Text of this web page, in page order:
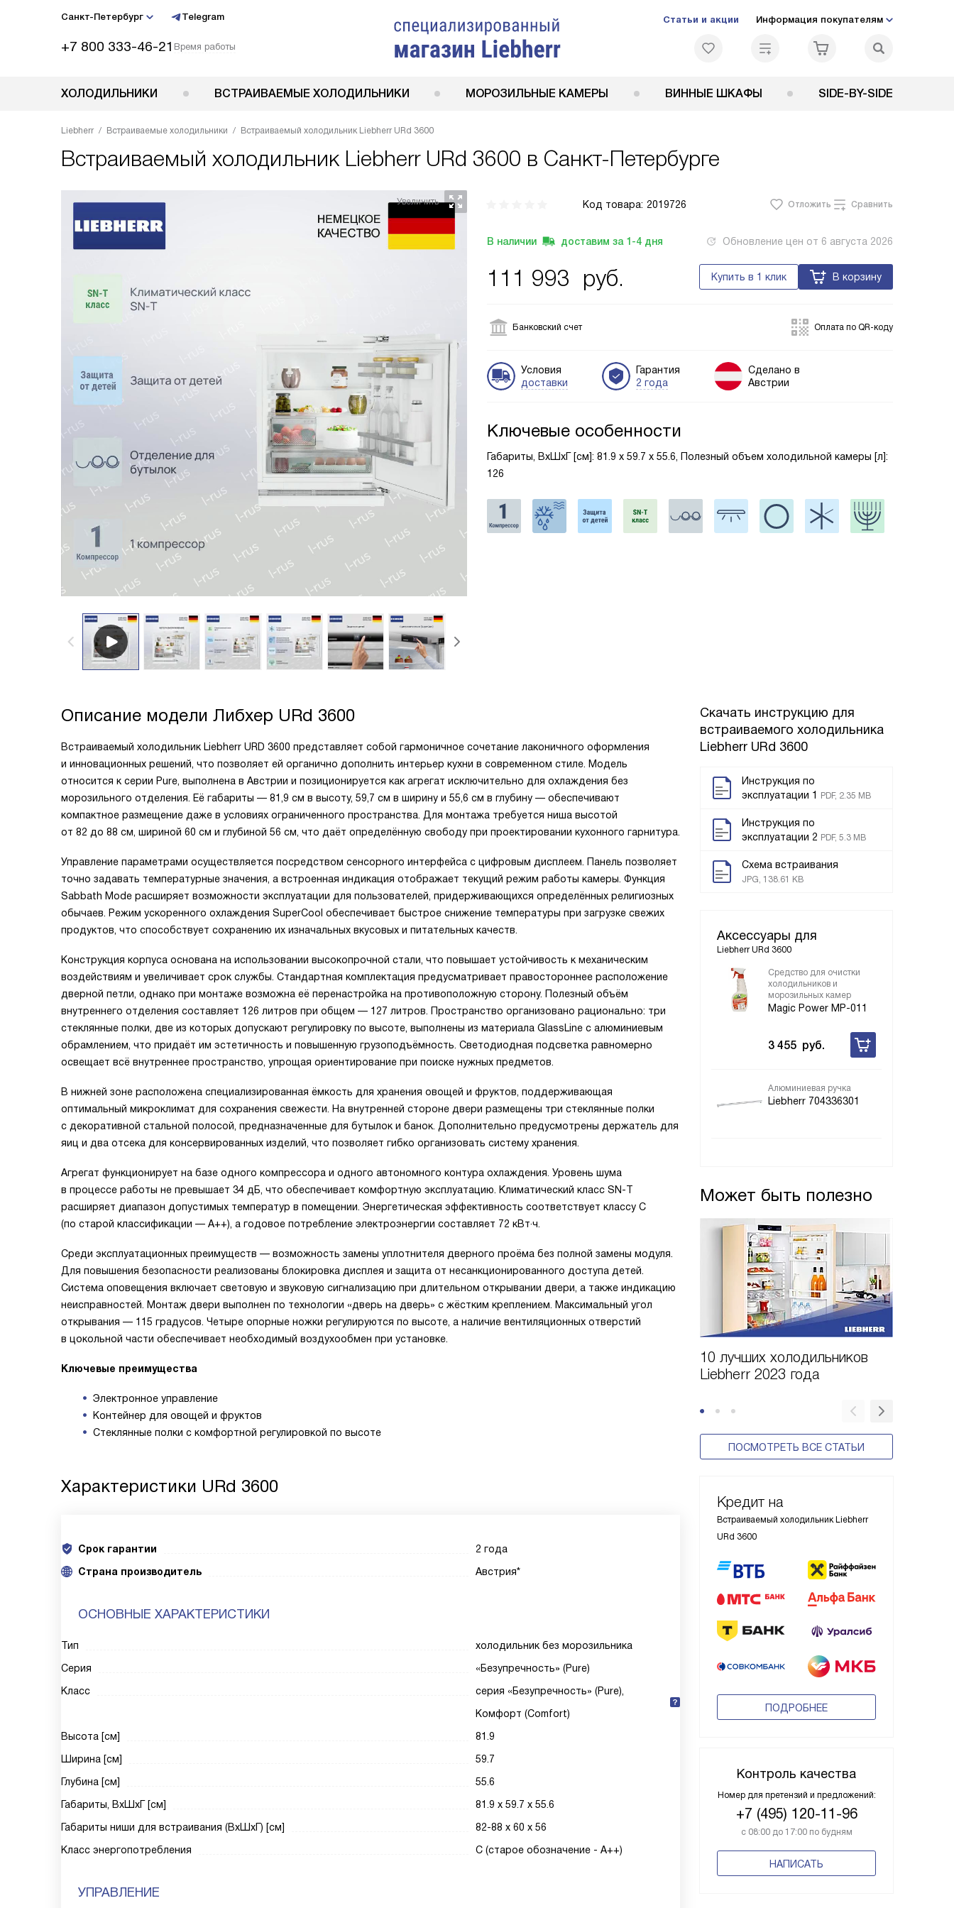
Санкт-Петербург Telegram
+7 800 333-46-21 Время работы
Статьи и акции Информация покупателям
ХОЛОДИЛЬНИКИ ВСТРАИВАЕМЫЕ ХОЛОДИЛЬНИКИ МОРОЗИЛЬНЫЕ КАМЕРЫ ВИННЫЕ ШКАФЫ SIDE-BY-SIDE
Liebherr Встраиваемые холодильники Встраиваемый холодильник Liebherr URd 3600
Встраиваемый холодильник Liebherr URd 3600 в Санкт-Петербурге
Код товара: 2019726 Отложить Сравнить
В наличии доставим за 1-4 дня Обновление цен от 6 августа 2026
111 993 руб. Купить в 1 клик В корзину
Банковский счет Оплата по QR-коду
Условия
доставки
Гарантия
2 года
Сделано в
Австрии
Ключевые особенности
Габариты, ВxШxГ [см]: 81.9 х 59.7 х 55.6, Полезный объем холодильной камеры [л]:
126
Скачать инструкцию для
встраиваемого холодильника
Liebherr URd 3600
Инструкция по
эксплуатации 1
PDF, 2.35 MB
Инструкция по
эксплуатации 2 PDF, 5.3 MB
Схема встраивания
JPG, 138.61 KB
Аксессуары для
Liebherr URd 3600
Средство для очистки
холодильников и
морозильных камер
Magic Power MP-011
3 455 руб.
Алюминиевая ручка
Liebherr 704336301
Может быть полезно
10 лучших холодильников
Liebherr 2023 года
ПОСМОТРЕТЬ ВСЕ СТАТЬИ
Кредит на
Встраиваемый холодильник Liebherr
URd 3600
ПОДРОБНЕЕ
Контроль качества
Номер для претензий и предложений:
+7 (495) 120-11-96
с 08:00 до 17:00 по будням
НАПИСАТЬ
Описание модели Либхер URd 3600
Встраиваемый холодильник Liebherr URD 3600 представляет собой гармоничное сочетание лаконичного оформления
и инновационных решений, что позволяет ей органично дополнить интерьер кухни в современном стиле. Модель
относится к серии Pure, выполнена в Австрии и позиционируется как агрегат исключительно для охлаждения без
морозильного отделения. Её габариты — 81,9 см в высоту, 59,7 см в ширину и 55,6 см в глубину — обеспечивают
компактное размещение даже в условиях ограниченного пространства. Для монтажа требуется ниша высотой
от 82 до 88 см, шириной 60 см и глубиной 56 см, что даёт определённую свободу при проектировании кухонного гарнитура.
Управление параметрами осуществляется посредством сенсорного интерфейса с цифровым дисплеем. Панель позволяет
точно задавать температурные значения, а встроенная индикация отображает текущий режим работы камеры. Функция
Sabbath Mode расширяет возможности эксплуатации для пользователей, придерживающихся определённых религиозных
обычаев. Режим ускоренного охлаждения SuperCool обеспечивает быстрое снижение температуры при загрузке свежих
продуктов, что способствует сохранению их изначальных вкусовых и питательных качеств.
Конструкция корпуса основана на использовании высокопрочной стали, что повышает устойчивость к механическим
воздействиям и увеличивает срок службы. Стандартная комплектация предусматривает правостороннее расположение
дверной петли, однако при монтаже возможна её перенастройка на противоположную сторону. Полезный объём
внутреннего отделения составляет 126 литров при общем — 127 литров. Пространство организовано рационально: три
стеклянные полки, две из которых допускают регулировку по высоте, выполнены из материала GlassLine с алюминиевым
обрамлением, что придаёт им эстетичность и повышенную грузоподъёмность. Светодиодная подсветка равномерно
освещает всё внутреннее пространство, упрощая ориентирование при поиске нужных предметов.
В нижней зоне расположена специализированная ёмкость для хранения овощей и фруктов, поддерживающая
оптимальный микроклимат для сохранения свежести. На внутренней стороне двери размещены три стеклянные полки
с декоративной стальной полосой, предназначенные для бутылок и банок. Дополнительно предусмотрены держатель для
яиц и два отсека для консервированных изделий, что позволяет гибко организовать систему хранения.
Агрегат функционирует на базе одного компрессора и одного автономного контура охлаждения. Уровень шума
в процессе работы не превышает 34 дБ, что обеспечивает комфортную эксплуатацию. Климатический класс SN-T
расширяет диапазон допустимых температур в помещении. Энергетическая эффективность соответствует классу C
(по старой классификации — A++), а годовое потребление электроэнергии составляет 72 кВт·ч.
Среди эксплуатационных преимуществ — возможность замены уплотнителя дверного проёма без полной замены модуля.
Для повышения безопасности реализованы блокировка дисплея и защита от несанкционированного доступа детей.
Система оповещения включает световую и звуковую сигнализацию при длительном открывании двери, а также индикацию
неисправностей. Монтаж двери выполнен по технологии «дверь на дверь» с жёстким креплением. Максимальный угол
открывания — 115 градусов. Четыре опорные ножки регулируются по высоте, а наличие вентиляционных отверстий
в цокольной части обеспечивает необходимый воздухообмен при установке.
Ключевые преимущества
Электронное управление
Контейнер для овощей и фруктов
Стеклянные полки с комфортной регулировкой по высоте
Характеристики URd 3600
Срок гарантии
2 года
Cтрана производитель
Австрия*
ОСНОВНЫЕ ХАРАКТЕРИСТИКИ
Тип
холодильник без морозильника
Серия
«Безупречность» (Pure)
Класс
серия «Безупречность» (Pure),
Комфорт (Comfort)
Высота [см]
81.9
Ширина [см]
59.7
Глубина [см]
55.6
Габариты, ВxШxГ [см]
81.9 х 59.7 х 55.6
Габариты ниши для встраивания (ВxШxГ) [см]
82-88 х 60 х 56
Класс энергопотребления
C (старое обозначение - A++)
УПРАВЛЕНИЕ